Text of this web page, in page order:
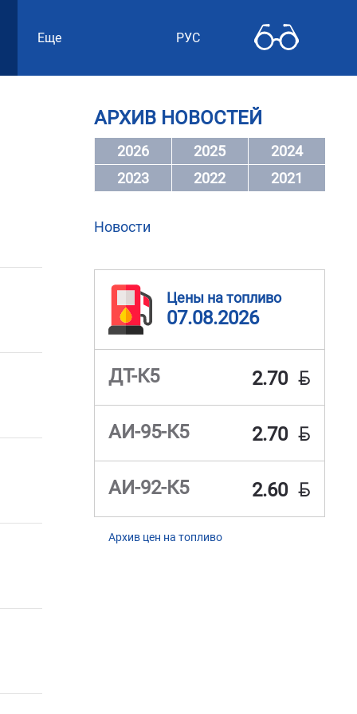
Еще РУС
АРХИВ НОВОСТЕЙ
2026 2025
2024
2023
2022 2021
Новости
Цены на топливо
07.08.2026
ДТ-К5 2.70 BYN
АИ-95-К5 2.70 BYN
АИ-92-К5 2.60 BYN
Архив цен на топливо